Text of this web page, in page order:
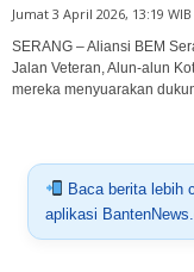
Jumat 3 April 2026, 13:19 WIB
SERANG – Aliansi BEM
Jalan Veteran, Alun-alun
mereka menyuarakan
Baca berita lebih
aplikasi